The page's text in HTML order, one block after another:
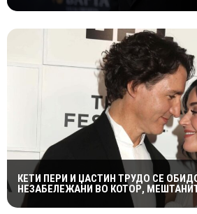
КЕТИ ПЕРИ И ЏАСТИН ТРУДО СЕ
НЕЗАБЕЛЕЖАНИ ВО КОТОР,
РЕАКЦИИ: „НИКОЈ НЕ БИ ГИ